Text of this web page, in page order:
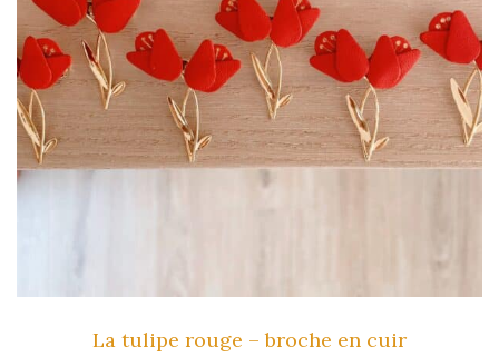
Peuvent
Être
Choisies
Sur
La
Page
La tulipe rouge – broche en cuir